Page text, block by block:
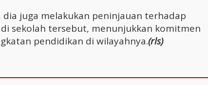
dia juga melakukan peninjauan terhadap
sekolah tersebut, menunjukkan komitmen
pendidikan di wilayahnya.(rls)